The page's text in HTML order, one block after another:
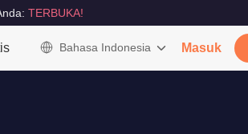
TERBUKA!
Bahasa Indonesia Masuk